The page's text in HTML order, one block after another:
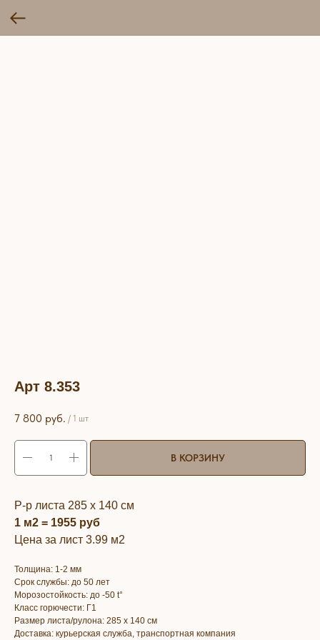
Арт 8.353
7 800 руб. / 1 шт
В КОРЗИНУ
Р-р листа 285 х 140 см
1 м2 = 1955 руб
Цена за лист 3.99 м2
Толщина: 1-2 мм
Срок службы: до 50 лет
Морозостойкость: до -50 t°
Класс горючести: Г1
Размер листа/рулона: 285 х 140 см
Доставка: курьерская служба, транспортная компания